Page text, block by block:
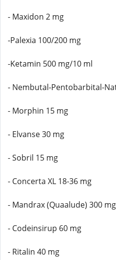
- Maxidon 2 mg
-Palexia 100/200 mg
-Ketamin 500 mg/10 ml
- Nembutal-Pentobarbital-
- Morphin 15 mg
- Elvanse 30 mg
- Sobril 15 mg
- Concerta XL 18-36 mg
- Mandrax (Quaalude) 300 mg
- Codeinsirup 60 mg
- Ritalin 40 mg